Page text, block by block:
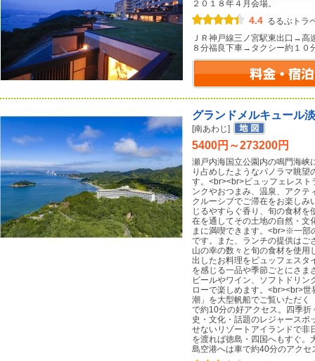
２０１８年４月会場。
4.4 るるぶトラ
ＪＲ神戸線三ノ宮駅東出口→高
８分福良下車→タクシー約１０
グランドメルキュール
[南あわじ]
5400円～273200円
瀬戸内海国立公園内の鳴門海峡
り占めしたようなパノラマ眺
す。<br><br>ビュッフェレス
ンクやおつまみ、温泉、アクテ
クルーシブでご滞在をお楽しみ
じるやすらぐ香り、旬の食材
在を通してその土地の自然・文
まに満喫できます。<br>※一部
です。また、ランチの提供はご
⼭の幸の数々と旬の⾷材を使用
出したお料理をビュッフェスタ
を感じる一品や季節ごとにさま
ビールやワイン、ソフトドリ
ローで楽しめます。<br><br>
潮」を大型帆船でご覧いただく
で約10分の好アクセス。四季
史・文化・話題のレジャースポ
せないリゾートアイランドで非
を渡れば徳島・四国へもすぐ。
島空港へは車で約40分のアクセ